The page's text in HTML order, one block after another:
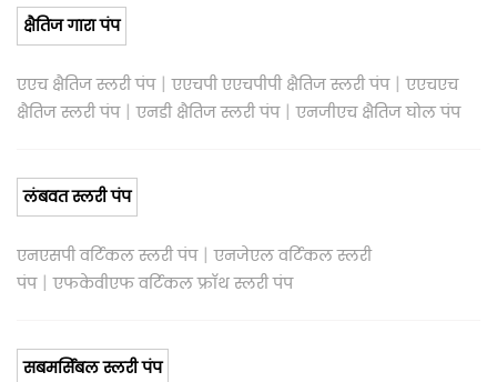
क्षैतिज गारा पंप
एएच क्षैतिज स्लरी पंप|एएचपी एएचपीपी क्षैतिज स्लरी पंप|एएचएच
क्षैतिज स्लरी पंप|एनडी क्षैतिज स्लरी पंप|एनजीएच क्षैतिज घोल पंप
लंबवत स्लरी पंप
एनएसपी वर्टिकल स्लरी पंप|एनजेएल वर्टिकल स्लरी
पंप|एफकेवीएफ वर्टिकल फ्रॉथ स्लरी पंप
सबमर्सिबल स्लरी पंप